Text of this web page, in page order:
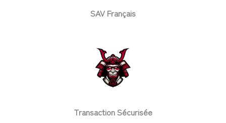
SAV Français
Transaction Sécurisée